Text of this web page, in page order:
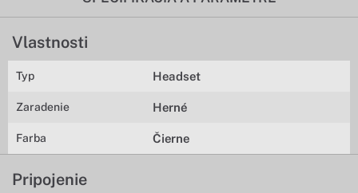
Vlastnosti
Typ Headset
Zaradenie Herné
Farba Čierne
Pripojenie